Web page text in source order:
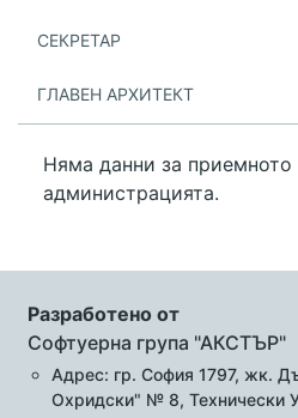
СЕКРЕТАР
ГЛАВЕН АРХИТЕКТ
Няма данни за приемното
администрацията.
Разработено от
Софтуерна група "АКСТЪР"
Адрес: гр. София 1797, жк.
Охридски" № 8, Технически